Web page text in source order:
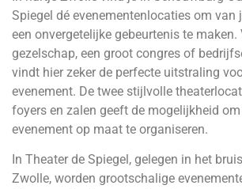
Spiegel dé evenementenlocaties om
een onvergetelijke gebeurtenis te maken.
gezelschap, een groot congres of
vindt hier zeker de perfecte uitstraling
evenement. De twee stijlvolle
foyers en zalen geeft de mogelijkheid
evenement op maat te organiseren.
In Theater de Spiegel, gelegen in het
Zwolle, worden grootschalige